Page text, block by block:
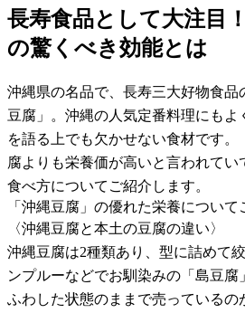
長寿食品として大注目
の驚くべき効能とは
沖縄県の名品で、長寿三大好物食品
豆腐」。沖縄の人気定番料理にも
を語る上でも欠かせない食材です。
腐よりも栄養価が高いと言われてい
食べ方についてご紹介します。
「沖縄豆腐」の優れた栄養について
〈沖縄豆腐と本土の豆腐の違い〉
沖縄豆腐は2種類あり、型に詰めて
ンプルーなどでお馴染みの「島豆腐
ふわした状態のままで売っているの